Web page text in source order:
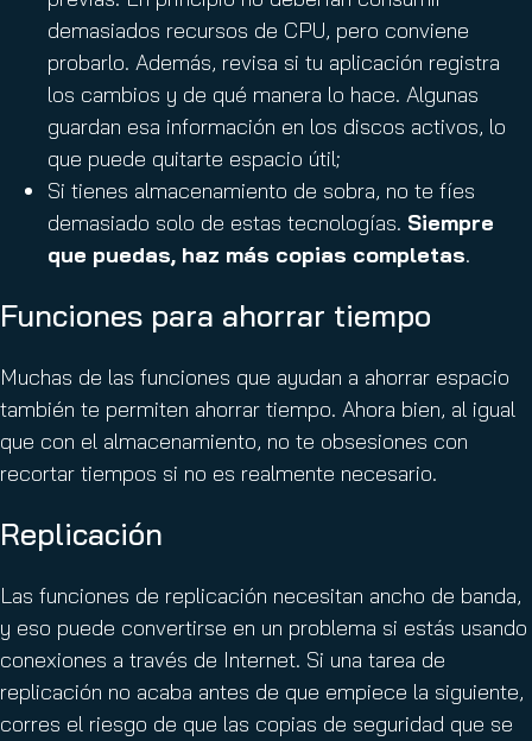
demasiados recursos de CPU, pero conviene
probarlo. Además, revisa si tu aplicación registra
los cambios y de qué manera lo hace. Algunas
guardan esa información en los discos activos, lo
que puede quitarte espacio útil;
Si tienes almacenamiento de sobra, no te fíes
demasiado solo de estas tecnologías. Siempre
que puedas, haz más copias completas.
Funciones para ahorrar tiempo
Muchas de las funciones que ayudan a ahorrar espacio
también te permiten ahorrar tiempo. Ahora bien, al igual
que con el almacenamiento, no te obsesiones con
recortar tiempos si no es realmente necesario.
Replicación
Las funciones de replicación necesitan ancho de banda,
y eso puede convertirse en un problema si estás usando
conexiones a través de Internet. Si una tarea de
replicación no acaba antes de que empiece la siguiente,
corres el riesgo de que las copias de seguridad que se